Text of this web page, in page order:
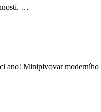
…
ano! Minipivovar